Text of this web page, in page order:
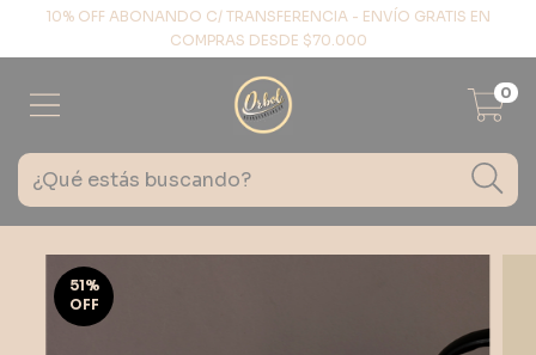
10% OFF ABONANDO C/ TRANSFERENCIA - ENVÍO GRATIS EN
COMPRAS DESDE $70.000
0
51%
OFF